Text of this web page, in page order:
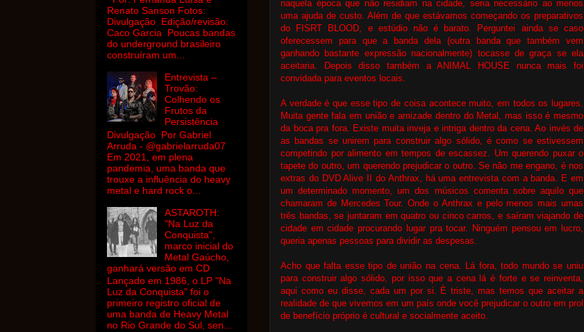
naquela época que não residiam na cidade, seria necessário ao menos
uma ajuda de custo. Além de que estávamos começando os preparativos
do FISRT BLOOD, e estúdio não é barato. Perguntei ainda se caso
oferecessem para que a banda dela (outra banda que também vem
ganhando bastante expressão nacionalmente) tocasse de graça se ela
aceitaria. Depois disso também a ANIMAL HOUSE nunca mais foi
convidada para eventos locais.
A verdade é que esse tipo de coisa acontece muito, em todos os lugares.
Muita gente fala em união e amizade dentro do Metal, mas isso é mesmo
da boca pra fora. Existe muita inveja e intriga dentro da cena. Ao invés de
as bandas se unirem para construir algo sólido, é como se estivessem
competindo por alimento em tempos de escassez. Um querendo puxar o
tapete do outro, um querendo prejudicar o outro. Se não me engano, é nos
extras do DVD Alive II do Anthrax, há uma entrevista com a banda. E em
um determinado momento, um dos músicos comenta sobre aquilo que
chamaram de Mercedes Tour. Onde o Anthrax e pelo menos mais umas
três bandas, se juntaram em quatro ou cinco carros, e saíram viajando de
cidade em cidade procurando lugar pra tocar. Ninguém pensou em lucro,
queria apenas pessoas para dividir as despesas.
Acho que falta esse tipo de união na cena. Lá fora, todo mundo se uniu
para construir algo sólido, por isso que a cena lá é forte e se reinventa,
aqui como eu disse, cada um por si. È triste, mas temos que aceitar a
realidade de que vivemos em um país onde você prejudicar o outro em prol
de benefício próprio é cultural e socialmente aceito.
Renato Sanson Fotos:
Divulgação Edição/revisão:
Caco Garcia Poucas bandas
do underground brasileiro
construíram um...
Entrevista –
Trovão:
Colhendo os
Frutos da
Persistência
Divulgação Por Gabriel
Arruda - @gabrielarruda07
Em 2021, em plena
pandemia, uma banda que
trouxe a influência do heavy
metal e hard rock o...
ASTAROTH:
"Na Luz da
Conquista",
marco inicial do
Metal Gaúcho,
ganhará versão em CD
Lançado em 1986, o LP "Na
Luz da Conquista" foi o
primeiro registro oficial de
uma banda de Heavy Metal
no Rio Grande do Sul, sen...